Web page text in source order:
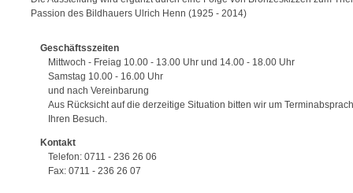
Passion des Bildhauers Ulrich Henn (1925 - 2014)
Geschäftsszeiten
Mittwoch - Freiag 10.00 - 13.00 Uhr und 14.00 - 18.00 Uhr
Samstag 10.00 - 16.00 Uhr
und nach Vereinbarung
Aus Rücksicht auf die derzeitige Situation bitten wir um
Ihren Besuch.
Kontakt
Telefon: 0711 - 236 26 06
Fax: 0711 - 236 26 07